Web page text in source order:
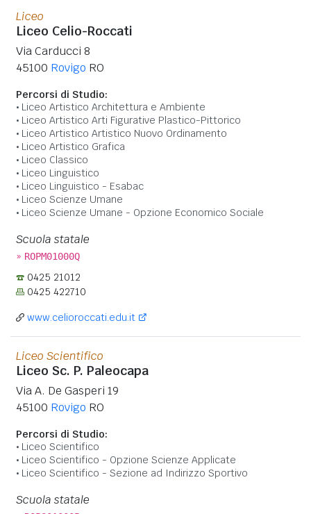
Liceo
Liceo Celio-Roccati
Via Carducci 8
45100 Rovigo RO
Percorsi di Studio:
Liceo Artistico Architettura e Ambiente
Liceo Artistico Arti Figurative Plastico-Pittorico
Liceo Artistico Artistico Nuovo Ordinamento
Liceo Artistico Grafica
Liceo Classico
Liceo Linguistico
Liceo Linguistico - Esabac
Liceo Scienze Umane
Liceo Scienze Umane - Opzione Economico Sociale
Scuola statale
» ROPM01000Q
0425 21012
0425 422710
www.celioroccati.edu.it
Liceo Scientifico
Liceo Sc. P. Paleocapa
Via A. De Gasperi 19
45100 Rovigo RO
Percorsi di Studio:
Liceo Scientifico
Liceo Scientifico - Opzione Scienze Applicate
Liceo Scientifico - Sezione ad Indirizzo Sportivo
Scuola statale